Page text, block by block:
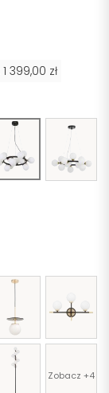
1 399,00 zł
Zobacz +4